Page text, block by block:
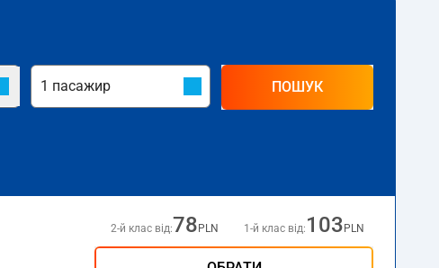
ПОШУК
2-й клас від:78 PLN 1-й клас від: 103 PLN